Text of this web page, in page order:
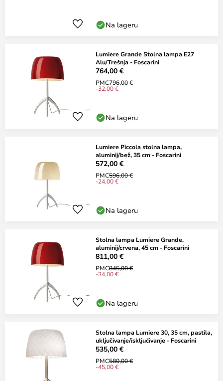
Na lageru
Lumiere Grande Stolna lampa E27
Alu/Trešnja - Foscarini
764,00 €
PMC796,00 €
-32,00 €
Na lageru
Lumiere Piccola stolna lampa,
aluminij/bež, 35 cm - Foscarini
572,00 €
PMC596,00 €
-24,00 €
Na lageru
Stolna lampa Lumiere Grande,
aluminij/crvena, 45 cm - Foscarini
811,00 €
PMC845,00 €
-34,00 €
Na lageru
Stolna lampa Lumiere 30, 35 cm, pastila,
uključivanje/isključivanje - Foscarini
535,00 €
PMC580,00 €
-45,00 €